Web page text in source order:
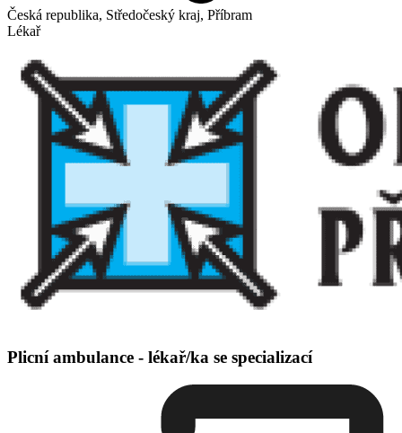
Česká republika, Středočeský kraj, Příbram
Lékař
Plicní ambulance - lékař/ka se specializací